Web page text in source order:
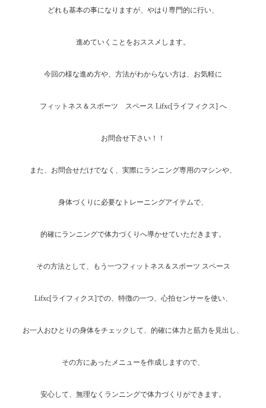
どれも基本の事になりますが、やはり専門的に行い、
進めていくことをおススメします。
今回の様な進め方や、方法がわからない方は、お気軽に
フィットネス＆スポーツ スペース Lifxc[ライフィクス] へ
お問合せ下さい！！
また、お問合せだけでなく、実際にランニング専用のマシンや、
身体づくりに必要なトレーニングアイテムで、
的確にランニングで体力づくりへ導かせていただきます。
その方法として、もう一つフィットネス＆スポーツ スペース
Lifxc[ライフィクス]での、特徴の一つ、心拍センサーを使い、
お一人おひとりの身体をチェックして、的確に体力と筋力を見出し、
その方にあったメニューを作成しますので、
安心して、無理なくランニングで体力づくりができます。